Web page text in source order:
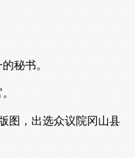
秘书。
图，出选众议院冈山县